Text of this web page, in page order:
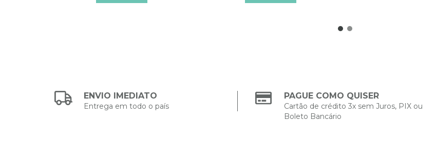
ENVIO IMEDIATO
Entrega em todo o país
PAGUE COMO QUISER
Cartão de crédito 3x sem Juros, PIX ou
Boleto Bancário